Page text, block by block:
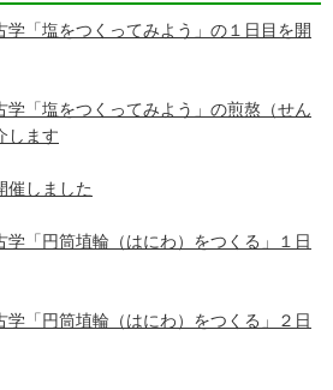
学「塩をつくってみよう」の１日目を開
学「塩をつくってみよう」の煎熬（せん
します
催しました
学「円筒埴輪（はにわ）をつくる」１日
学「円筒埴輪（はにわ）をつくる」２日